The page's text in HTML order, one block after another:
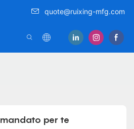
quote@ruixing-mfg.com
per te